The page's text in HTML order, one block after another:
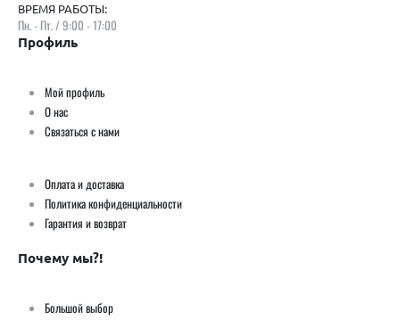
ВРЕМЯ РАБОТЫ:
Пн. - Пт. / 9:00 - 17:00
Профиль
Мой профиль
О нас
Связаться с нами
Оплата и доставка
Политика конфиденциальности
Гарантия и возврат
Почему мы?!
Большой выбор